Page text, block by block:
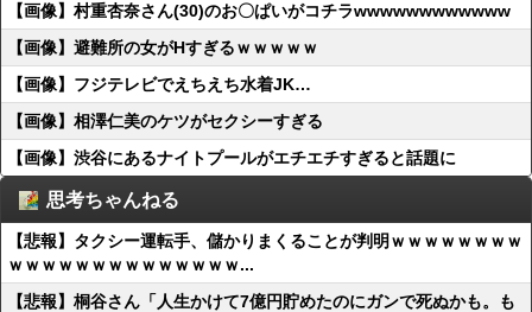
【画像】村重杏奈さん(30)のお〇ぱいがコチラwwwwwwwwwwww
【画像】避難所の女がHすぎるｗｗｗｗｗ
【画像】フジテレビでえちえち水着JK…
【画像】相澤仁美のケツがセクシーすぎる
【画像】渋谷にあるナイトプールがエチエチすぎると話題に
思考ちゃんねる
【悲報】タクシー運転手、儲かりまくることが判明ｗｗｗｗｗｗｗｗ
ｗｗｗｗｗｗｗｗｗｗｗｗｗｗ...
【悲報】桐谷さん「人生かけて7億円貯めたのにガンで死ぬかも。も